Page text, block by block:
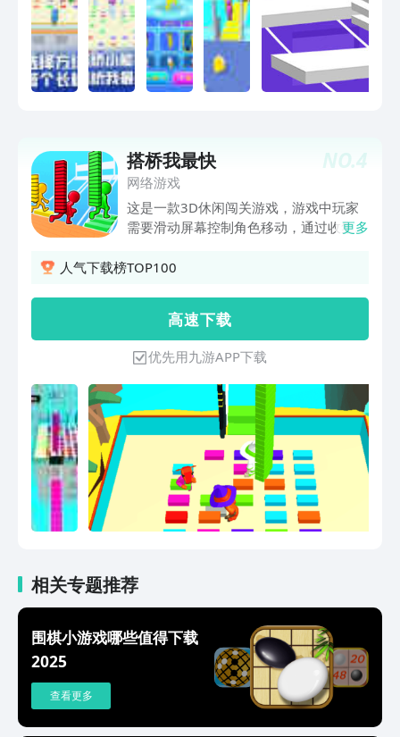
NO.4
搭桥我最快
网络游戏
这是一款3D休闲闯关游戏，游戏中玩家
需要滑动屏幕控制角色移动，通过收集场
可以将已经铺好的桥重新覆盖。只有先来
戏还有更多刺激的关卡供玩家挑战，让我
们一起来体验一下吧！
更多
人气下载榜TOP100
高 速 下 载
优先用九游APP下载
相关专题推荐
围棋小游戏哪些值得下载
2025
查看更多